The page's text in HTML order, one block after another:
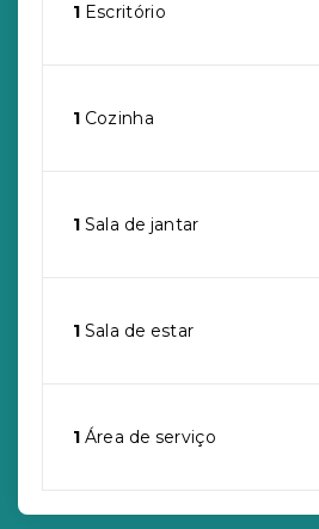
1 Escritório
1 Cozinha
1 Sala de jantar
1 Sala de estar
1 Área de serviço